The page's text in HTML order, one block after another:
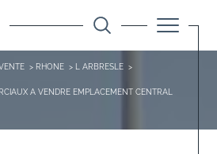
RHONE
L ARBRESLE
A VENDRE EMPLACEMENT CENTRAL